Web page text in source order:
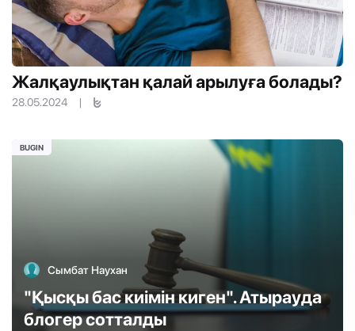
Жалқаулықтан қалай арылуға болады?
28.05.2024 |
Сымбат Наухан
"Қысқы бас киімін киген". Атырауда
блогер сотталды
BUGIN